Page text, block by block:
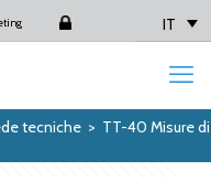
IT
tecniche> TT-40 Misure di